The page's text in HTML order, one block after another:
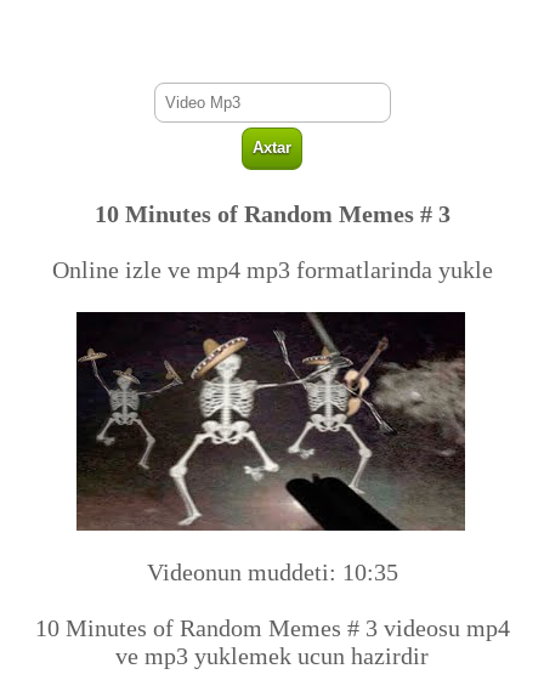
10 Minutes of Random Memes # 3
Online izle ve mp4 mp3 formatlarinda yukle
Videonun muddeti: 10:35
10 Minutes of Random Memes # 3 videosu mp4
ve mp3 yuklemek ucun hazirdir